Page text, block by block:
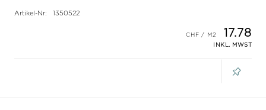
Artikel-Nr: 1350522
17.78
INKL. MWST